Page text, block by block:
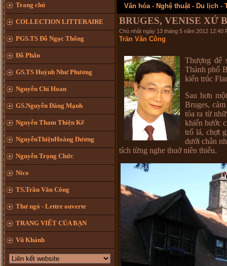
Trang chủ
COLLECTION LITTERAIRE
PGS.TS Đỗ Ngọc Thống
Đỗ Phấn
GS.TS Huỳnh Như Phương
Nguyễn Chí Hoan
GS.Nguyễn Đăng Mạnh
Nguyễn Tham Thiện Kế
NguyễnThiệnHoàng Dương
Nguyễn Trọng Chức
Nico
TS.Trần Văn Công
Thư ngỏ - Lettre ouverte
TRANG VIẾT CỦA BẠN
Vũ Khánh
Văn hóa - Nghệ thuật - Du lịch -
BRUGES, VENISE XỨ
Chủ nhật ngày 13 tháng 5 năm 2012 12:40
Trần Văn Công
Thượng đế
Thành phố
kiến trúc
Sau hơn
Bruges,
tỏa ra từ
khiến bước
trổ lá, chợt
dưới chân
tích từng nghe thuở niên thiếu.